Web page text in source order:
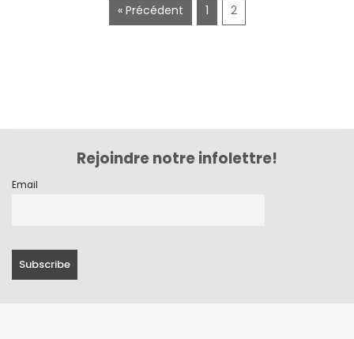
novembre 2019
juin 2019
mai 2019
« Précédent 1 2
Rejoindre notre infolettre!
Email